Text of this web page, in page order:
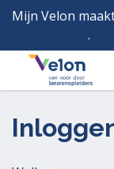
Mijn Velon
.
Menu